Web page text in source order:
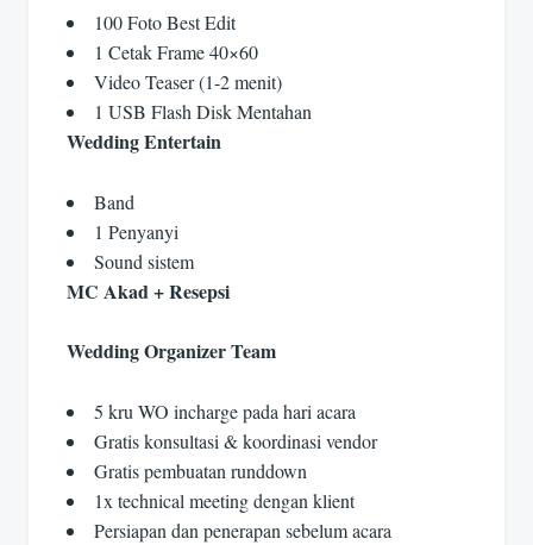
100 Foto Best Edit
1 Cetak Frame 40×60
Video Teaser (1-2 menit)
1 USB Flash Disk Mentahan
Wedding Entertain
Band
1 Penyanyi
Sound sistem
MC Akad + Resepsi
Wedding Organizer Team
5 kru WO incharge pada hari acara
Gratis konsultasi & koordinasi vendor
Gratis pembuatan runddown
1x technical meeting dengan klient
Persiapan dan penerapan sebelum acara